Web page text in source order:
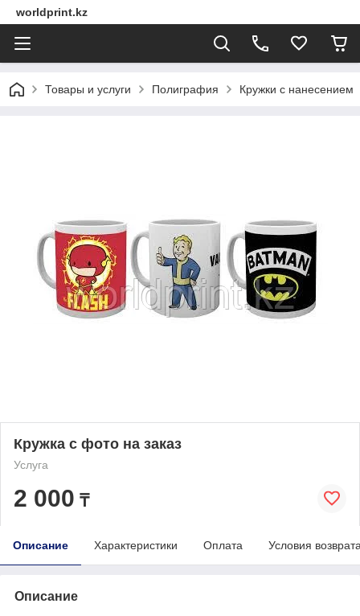
worldprint.kz
Товары и услуги Полиграфия Кружки с нанесением
Кружка с фото на заказ
Услуга
2 000 ₸
Описание Характеристики Оплата Условия
Описание